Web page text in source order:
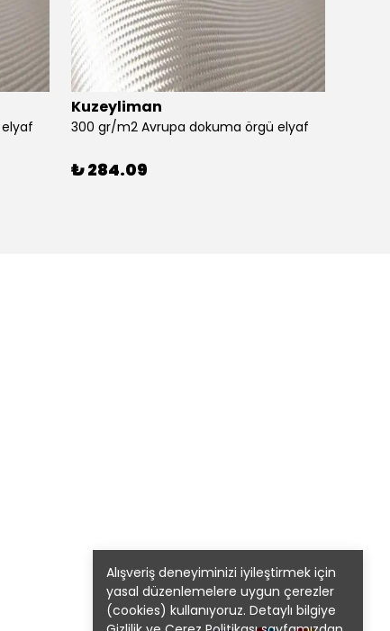
Alışveriş deneyiminizi iyileştirmek için
yasal düzenlemelere uygun çerezler
(cookies) kullanıyoruz. Detaylı bilgiye
Kuzeyliman
300 gr/m2 Avrupa dokuma örgü elyaf
₺ 284.09